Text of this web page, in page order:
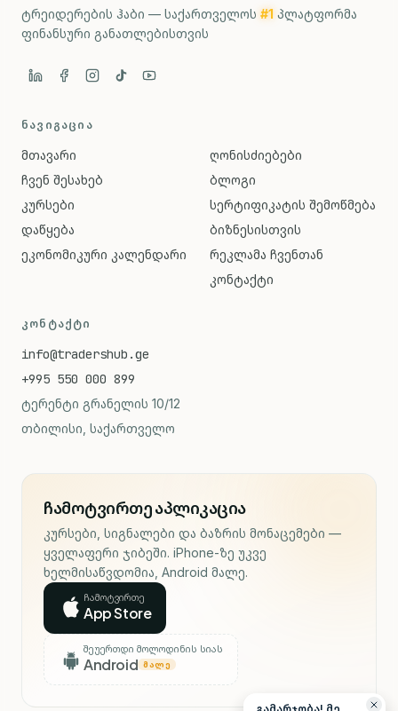
ტრეიდერების ჰაბი — საქართველოს #1 პლატფორმა
ფინანსური განათლებისთვის
ᲜᲐᲕᲘᲒᲐᲪᲘᲐ
მთავარი
ჩვენ შესახებ
კურსები
დაწყება
ეკონომიკური კალენდარი
ღონისძიებები
ბლოგი
სერტიფიკატის შემოწმება
ბიზნესისთვის
რეკლამა ჩვენთან
კონტაქტი
ᲙᲝᲜᲢᲐᲥᲢᲘ
info@tradershub.ge
+995 550 000 899
ტერენტი გრანელის 10/12
თბილისი, საქართველო
ჩამოტვირთე აპლიკაცია
კურსები, სიგნალები და ბაზრის მონაცემები —
ყველაფერი ჯიბეში. iPhone-ზე უკვე
ხელმისაწვდომია, Android მალე.
ჩამოტვირთე
App Store
შეუერთდი მოლოდინის სიას
Android ᲛᲐᲚᲔ